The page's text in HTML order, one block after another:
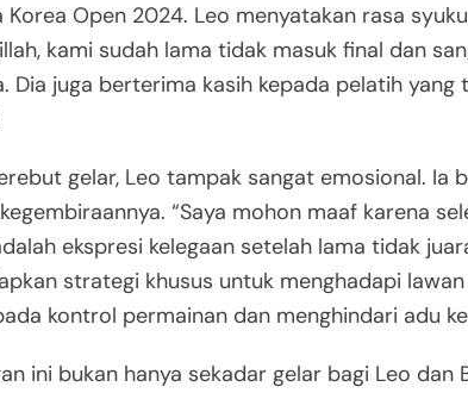
Korea Open 2024. Leo menyatakan rasa
kami sudah lama tidak masuk final dan
Dia juga berterima kasih kepada pelatih
gelar, Leo tampak sangat emosional. Ia
“Saya mohon maaf karena
ekspresi kelegaan setelah lama tidak
strategi khusus untuk menghadapi
kontrol permainan dan menghindari adu
ini bukan hanya sekadar gelar bagi Leo dan